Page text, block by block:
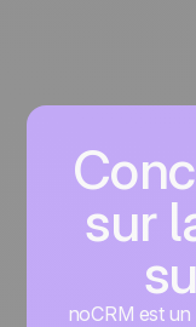
sur
noCRM est